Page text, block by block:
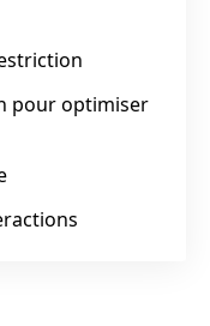
pour optimiser